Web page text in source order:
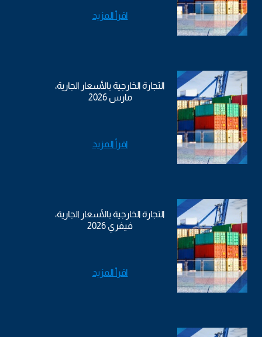
اقرأ المزيد
التجارة الخارجية بالأسعار الجارية،
مارس 2026
اقرأ المزيد
التجارة الخارجية بالأسعار الجارية،
فيفري 2026
اقرأ المزيد